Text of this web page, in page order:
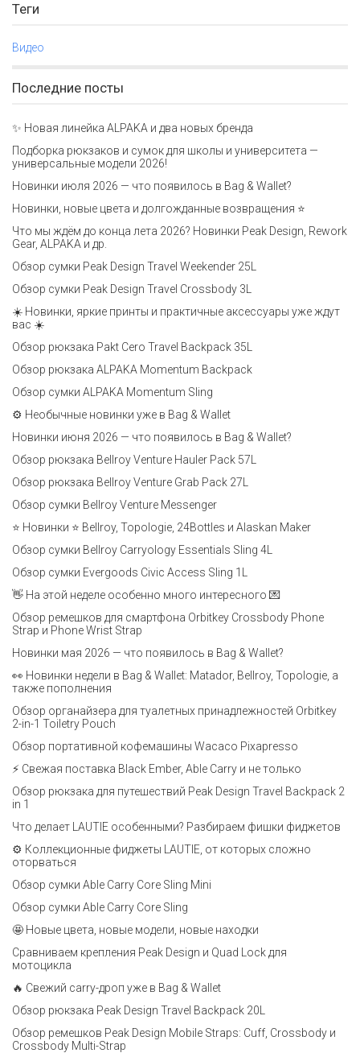
Теги
Видео
Последние посты
✨ Новая линейка ALPAKA и два новых бренда
Подборка рюкзаков и сумок для школы и университета —
универсальные модели 2026!
Новинки июля 2026 — что появилось в Bag & Wallet?
Новинки, новые цвета и долгожданные возвращения ⭐️
Что мы ждём до конца лета 2026? Новинки Peak Design, Rework
Gear, ALPAKA и др.
Обзор сумки Peak Design Travel Weekender 25L
Обзор сумки Peak Design Travel Crossbody 3L
☀️ Новинки, яркие принты и практичные аксессуары уже ждут
вас ☀️
Обзор рюкзака Pakt Cero Travel Backpack 35L
Обзор рюкзака ALPAKA Momentum Backpack
Обзор сумки ALPAKA Momentum Sling
⚙️ Необычные новинки уже в Bag & Wallet
Новинки июня 2026 — что появилось в Bag & Wallet?
Обзор рюкзака Bellroy Venture Hauler Pack 57L
Обзор рюкзака Bellroy Venture Grab Pack 27L
Обзор сумки Bellroy Venture Messenger
⭐ Новинки ⭐ Bellroy, Topologie, 24Bottles и Alaskan Maker
Обзор сумки Bellroy Carryology Essentials Sling 4L
Обзор сумки Evergoods Civic Access Sling 1L
👋 На этой неделе особенно много интересного 💌
Обзор ремешков для смартфона Orbitkey Crossbody Phone
Strap и Phone Wrist Strap
Новинки мая 2026 — что появилось в Bag & Wallet?
👀 Новинки недели в Bag & Wallet: Matador, Bellroy, Topologie, а
также пополнения
Обзор органайзера для туалетных принадлежностей Orbitkey
2-in-1 Toiletry Pouch
Обзор портативной кофемашины Wacaco Pixapresso
⚡ Свежая поставка Black Ember, Able Carry и не только
Обзор рюкзака для путешествий Peak Design Travel Backpack 2
in 1
Что делает LAUTIE особенными? Разбираем фишки фиджетов
⚙️ Коллекционные фиджеты LAUTIE, от которых сложно
оторваться
Обзор сумки Able Carry Core Sling Mini
Обзор сумки Able Carry Core Sling
🤩 Новые цвета, новые модели, новые находки
Сравниваем крепления Peak Design и Quad Lock для
мотоцикла
🔥 Свежий carry-дроп уже в Bag & Wallet
Обзор рюкзака Peak Design Travel Backpack 20L
Обзор ремешков Peak Design Mobile Straps: Cuff, Crossbody и
Crossbody Multi-Strap